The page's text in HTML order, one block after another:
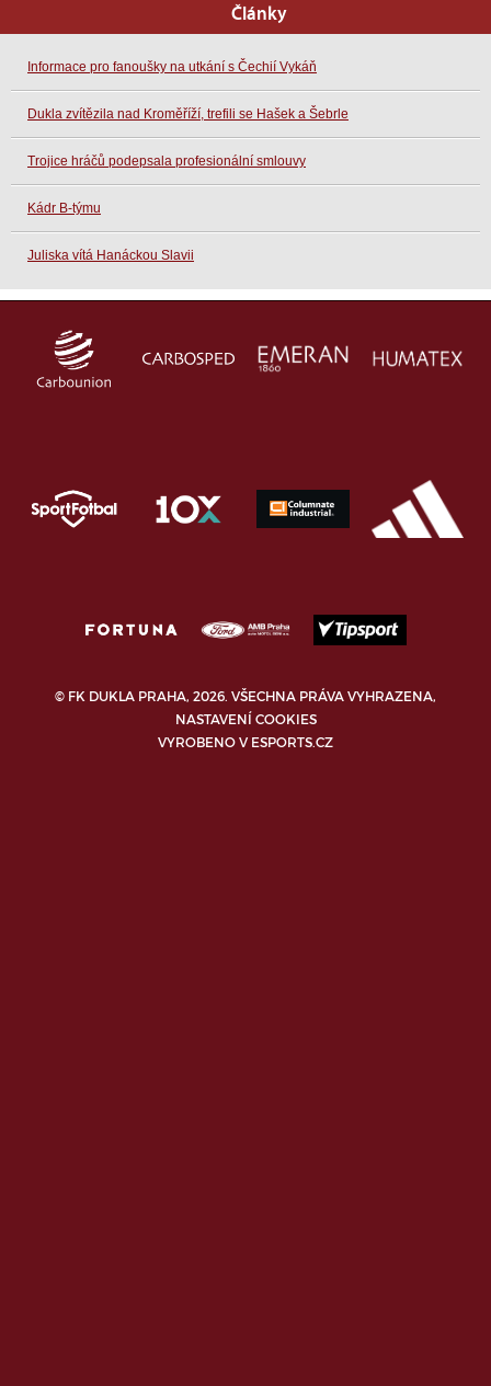
Články
Informace pro fanoušky na utkání s Čechií Vykáň
Dukla zvítězila nad Kroměříží, trefili se Hašek a Šebrle
Trojice hráčů podepsala profesionální smlouvy
Kádr B-týmu
Juliska vítá Hanáckou Slavii
© FK DUKLA PRAHA, 2026. VŠECHNA PRÁVA VYHRAZENA,
NASTAVENÍ COOKIES
VYROBENO V ESPORTS.CZ